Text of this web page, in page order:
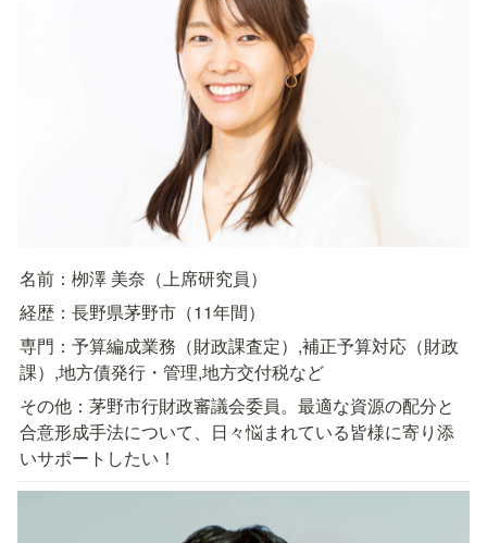
名前：栁澤 美奈（上席研究員）
経歴：長野県茅野市（11年間）
専門：予算編成業務（財政課査定）,補正予算対応（財政
課）,地方債発行・管理,地方交付税など
その他：茅野市行財政審議会委員。最適な資源の配分と
合意形成手法について、日々悩まれている皆様に寄り添
いサポートしたい！